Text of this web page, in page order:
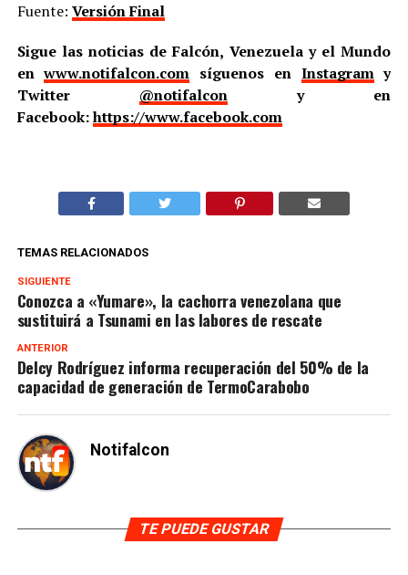
Fuente: Versión Final
Sigue las noticias de Falcón, Venezuela y el Mundo
enwww.notifalcon.com síguenos en Instagramy
Twitter @notifalcony en
Facebook:https://www.facebook.com
TEMAS RELACIONADOS
SIGUIENTE
Conozca a «Yumare», la cachorra venezolana que
sustituirá a Tsunami en las labores de rescate
ANTERIOR
Delcy Rodríguez informa recuperación del 50% de la
capacidad de generación de TermoCarabobo
Notifalcon
TE PUEDE GUSTAR